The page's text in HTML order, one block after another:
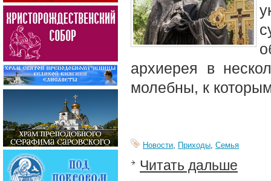
архиерея в
молебны, к
Новости, Приходы, Семья
Читать дальше